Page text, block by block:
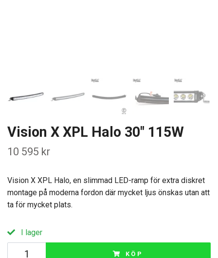
Vision X XPL Halo 30" 115W
10 595 kr
Vision X XPL Halo, en slimmad LED-ramp för extra diskret
montage på moderna fordon där mycket ljus önskas utan att
ta för mycket plats.
I lager
KÖP